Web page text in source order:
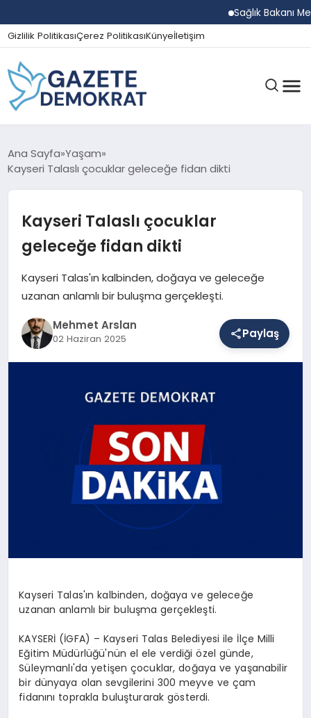
Sağlık Bakanı
Gizlilik PolitikasıÇerez PolitikasıKünyeİletişim
GÜNDEM
SPOR
Ana Sayfa Yaşam
Kayseri Talaslı çocuklar geleceğe fidan dikti
Kayseri Talaslı çocuklar
geleceğe fidan dikti
Kayseri Talas'ın kalbinden, doğaya ve geleceğe
uzanan anlamlı bir buluşma gerçekleşti.
Mehmet Arslan
02 Haziran 2025 Paylaş
Kayseri Talas'ın kalbinden, doğaya ve geleceğe
uzanan anlamlı bir buluşma gerçekleşti.
KAYSERİ (İGFA) – Kayseri Talas Belediyesi ile İlçe Milli
Eğitim Müdürlüğü'nün el ele verdiği özel günde,
Süleymanlı'da yetişen çocuklar, doğaya ve yaşanabilir
bir dünyaya olan sevgilerini 300 meyve ve çam
fidanını toprakla buluşturarak gösterdi.